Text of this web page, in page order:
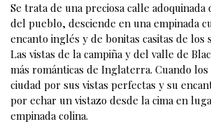
Se trata de una preciosa calle
del pueblo, desciende en una empinada
encanto inglés y de bonitas casitas de los
Las vistas de la campiña y del valle de
más románticas de Inglaterra. Cuando
ciudad por sus vistas perfectas y su
por echar un vistazo desde la cima en
empinada colina.